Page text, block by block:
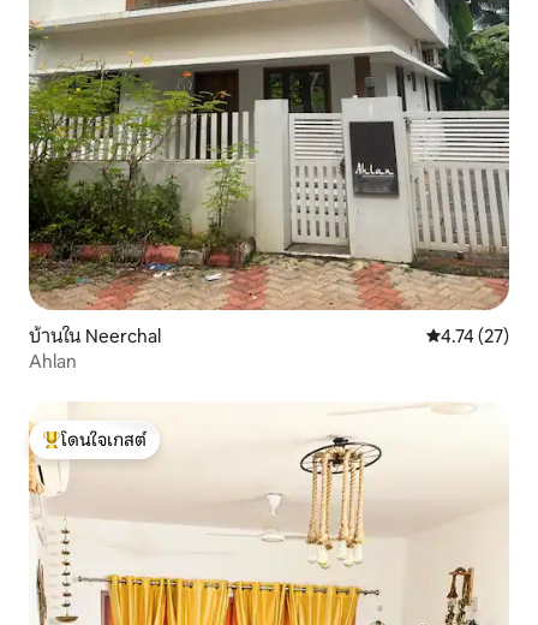
บ้านใน Neerchal คะแนนเฉลี่ย
4.74 (27)
Ahlan
โดนใจเกสต์ที่สุด
โดนใจเกสต์